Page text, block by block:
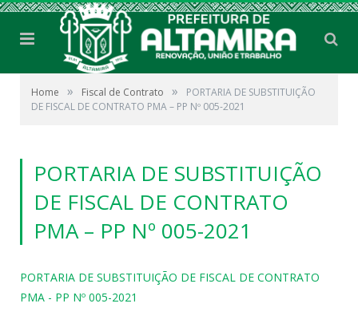
Home » Fiscal de Contrato »
PORTARIA DE SUBSTITUIÇÃO
DE FISCAL DE CONTRATO PMA – PP Nº 005-2021
PORTARIA DE SUBSTITUIÇÃO
DE FISCAL DE CONTRATO
PMA – PP Nº 005-2021
PORTARIA DE SUBSTITUIÇÃO DE FISCAL DE CONTRATO
PMA - PP Nº 005-2021